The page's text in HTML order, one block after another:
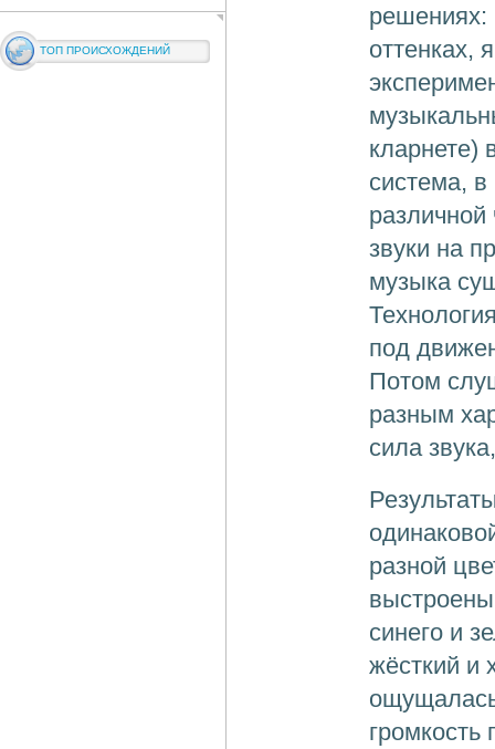
ТОП ПРОИСХОЖДЕНИЙ
решениях:
оттенках,
кларнете)
система,
различной
звуки на
музыка
под
Потом
разным
сила
разной
синего и
жёсткий и